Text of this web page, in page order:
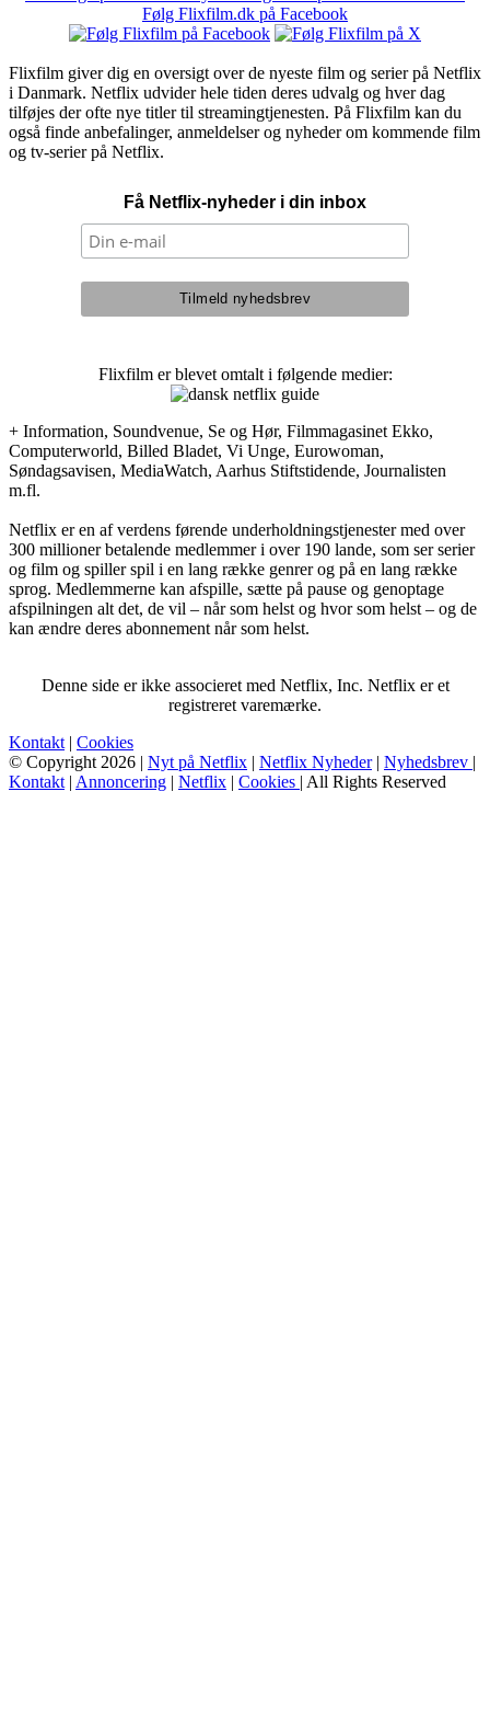
Følg Flixfilm.dk på Facebook
Flixfilm giver dig en oversigt over de nyeste film og serier på Netflix
i Danmark. Netflix udvider hele tiden deres udvalg og hver dag
tilføjes der ofte nye titler til streamingtjenesten. På Flixfilm kan du
også finde anbefalinger, anmeldelser og nyheder om kommende film
og tv-serier på Netflix.
Få Netflix-nyheder i din inbox
Flixfilm er blevet omtalt i følgende medier:
+ Information, Soundvenue, Se og Hør, Filmmagasinet Ekko,
Computerworld, Billed Bladet, Vi Unge, Eurowoman,
Søndagsavisen, MediaWatch, Aarhus Stiftstidende, Journalisten
m.fl.
Netflix er en af verdens førende underholdningstjenester med over
300 millioner betalende medlemmer i over 190 lande, som ser serier
og film og spiller spil i en lang række genrer og på en lang række
sprog. Medlemmerne kan afspille, sætte på pause og genoptage
afspilningen alt det, de vil – når som helst og hvor som helst – og de
kan ændre deres abonnement når som helst.
Denne side er ikke associeret med Netflix, Inc. Netflix er et
registreret varemærke.
Kontakt | Cookies
© Copyright 2026 | Nyt på Netflix | Netflix Nyheder| Nyhedsbrev |
Kontakt | Annoncering | Netflix | Cookies | All Rights Reserved